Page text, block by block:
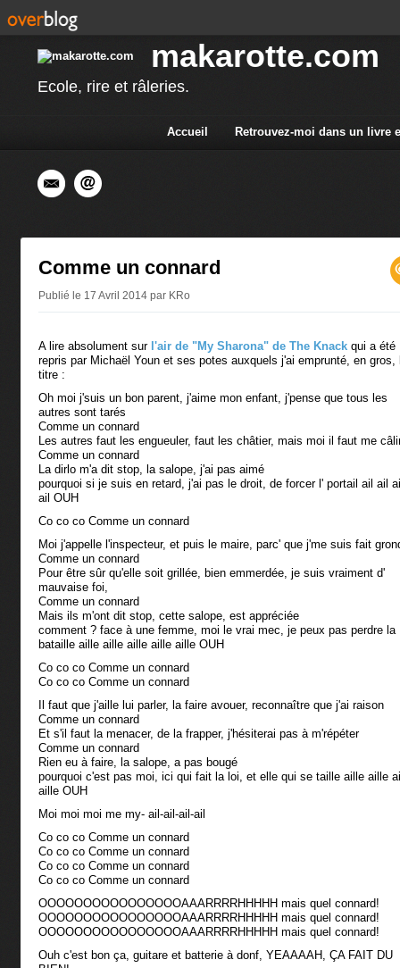
makarotte.com
Ecole, rire et râleries.
Accueil Retrouvez-moi dans un livre
Comme un connard
Publié le 17 Avril 2014 par KRo
A lire absolument sur l'air de "My Sharona" de The Knack qui a été
repris par Michaël Youn et ses potes auxquels j'ai emprunté, en gros,
titre :
Oh moi j'suis un bon parent, j'aime mon enfant, j'pense que tous les
autres sont tarés
Comme un connard
Les autres faut les engueuler, faut les châtier, mais moi il faut me
Comme un connard
La dirlo m'a dit stop, la salope, j'ai pas aimé
pourquoi si je suis en retard, j'ai pas le droit, de forcer l' portail ail ail
ail OUH
Co co co Comme un connard
Moi j'appelle l'inspecteur, et puis le maire, parc' que j'me suis fait
Comme un connard
Pour être sûr qu'elle soit grillée, bien emmerdée, je suis vraiment d'
mauvaise foi,
Comme un connard
Mais ils m'ont dit stop, cette salope, est appréciée
comment ? face à une femme, moi le vrai mec, je peux pas perdre la
bataille aille aille aille aille aille OUH
Co co co Comme un connard
Co co co Comme un connard
Il faut que j'aille lui parler, la faire avouer, reconnaître que j'ai raison
Comme un connard
Et s'il faut la menacer, de la frapper, j'hésiterai pas à m'répéter
Comme un connard
Rien eu à faire, la salope, a pas bougé
pourquoi c'est pas moi, ici qui fait la loi, et elle qui se taille aille aille
aille OUH
Moi moi moi me my- ail-ail-ail-ail
Co co co Comme un connard
Co co co Comme un connard
Co co co Comme un connard
Co co co Comme un connard
OOOOOOOOOOOOOOOOAAARRRRHHHHH mais quel connard!
OOOOOOOOOOOOOOOOAAARRRRHHHHH mais quel connard!
OOOOOOOOOOOOOOOOAAARRRRHHHHH mais quel connard!
Ouh c'est bon ça, guitare et batterie à donf, YEAAAAH, ÇA FAIT DU